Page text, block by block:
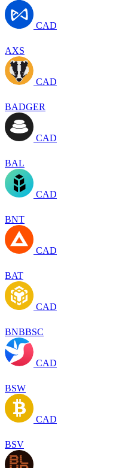
CAD
AXS
CAD
BADGER
CAD
BAL
CAD
BNT
CAD
BAT
CAD
BNBBSC
CAD
BSW
CAD
BSV